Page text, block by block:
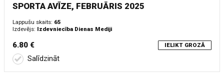
SPORTA AVĪZE, FEBRUĀRIS 2025
Lappušu skaits: 65
Izdevējs: Izdevniecība Dienas Mediji
6.80 € IELIKT GROZĀ
Salīdzināt